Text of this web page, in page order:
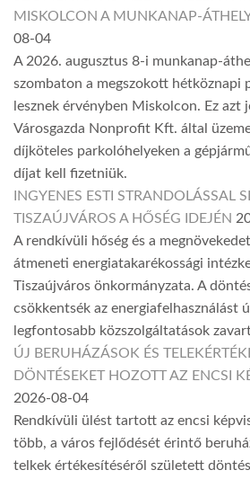
MISKOLCON A MUNKANAP-
08-04
A 2026. augusztus 8-i munkanap-
szombaton a megszokott hétköznapi
lesznek érvényben Miskolcon. Ez
Városgazda Nonprofit Kft. által
díjköteles parkolóhelyeken a
díjat kell fizetniük.
INGYENES ESTI STRANDOLÁSSAL
TISZAÚJVÁROS A HŐSÉG IDEJÉN
A rendkívüli hőség és a
átmeneti energiatakarékossági
Tiszaújváros önkormányzata. A
csökkentsék az energiafelhasználást
legfontosabb közszolgáltatások
ÚJ BERUHÁZÁSOK ÉS
DÖNTÉSEKET HOZOTT AZ ENCSI
2026-08-04
Rendkívüli ülést tartott az encsi
több, a város fejlődését érintő
telkek értékesítéséről született